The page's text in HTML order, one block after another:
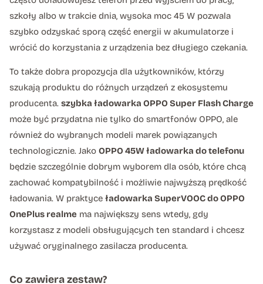
szkoły albo w trakcie dnia, wysoka moc 45 W pozwala
szybko odzyskać sporą część energii w akumulatorze i
wrócić do korzystania z urządzenia bez długiego czekania.
To także dobra propozycja dla użytkowników, którzy
szukają produktu do różnych urządzeń z ekosystemu
producenta. szybka ładowarka OPPO Super Flash Charge
może być przydatna nie tylko do smartfonów OPPO, ale
również do wybranych modeli marek powiązanych
technologicznie. Jako OPPO 45W ładowarka do telefonu
będzie szczególnie dobrym wyborem dla osób, które chcą
zachować kompatybilność i możliwie najwyższą prędkość
ładowania. W praktyce ładowarka SuperVOOC do OPPO
OnePlus realme ma największy sens wtedy, gdy
korzystasz z modeli obsługujących ten standard i chcesz
używać oryginalnego zasilacza producenta.
Co zawiera zestaw?